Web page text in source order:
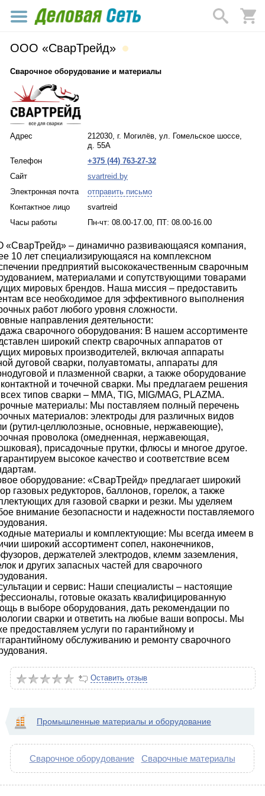
ООО «СварТрейд»
Сварочное оборудование и материалы
Адрес
212030, г. Могилёв, ул. Гомельское шоссе,
д. 55А
Телефон
+375 (44) 763-27-32
Сайт
svartreid.by
Электронная почта
отправить письмо
Контактное лицо
svartreid
Часы работы
Пн-чт: 08.00-17.00, ПТ: 08.00-16.00
– динамично развивающаяся компания,
10 лет специализирующаяся на комплексном
предприятий высококачественным сварочным
материалами и сопутствующими товарами
мировых брендов. Наша миссия – предоставить
все необходимое для эффективного выполнения
работ любого уровня сложности.
направления деятельности:
сварочного оборудования: В нашем ассортименте
широкий спектр сварочных аппаратов от
мировых производителей, включая аппараты
дуговой сварки, полуавтоматы, аппараты для
и плазменной сварки, а также оборудование
и точечной сварки. Мы предлагаем решения
типов сварки – MMA, TIG, MIG/MAG, PLAZMA.
материалы: Мы поставляем полный перечень
материалов: электроды для различных видов
(рутил-целлюлозные, основные, нержавеющие),
проволока (омедненная, нержавеющая,
присадочные прутки, флюсы и многое другое.
высокое качество и соответствие всем
оборудование: «СварТрейд» предлагает широкий
газовых редукторов, баллонов, горелок, а также
для газовой сварки и резки. Мы уделяем
внимание безопасности и надежности поставляемого
материалы и комплектующие: Мы всегда имеем в
широкий ассортимент сопел, наконечников,
держателей электродов, клемм заземления,
и других запасных частей для сварочного
и сервис: Наши специалисты – настоящие
готовые оказать квалифицированную
в выборе оборудования, дать рекомендации по
сварки и ответить на любые ваши вопросы. Мы
предоставляем услуги по гарантийному и
обслуживанию и ремонту сварочного
Оставить отзыв
Промышленные материалы и оборудование
Сварочное оборудование Сварочные материалы